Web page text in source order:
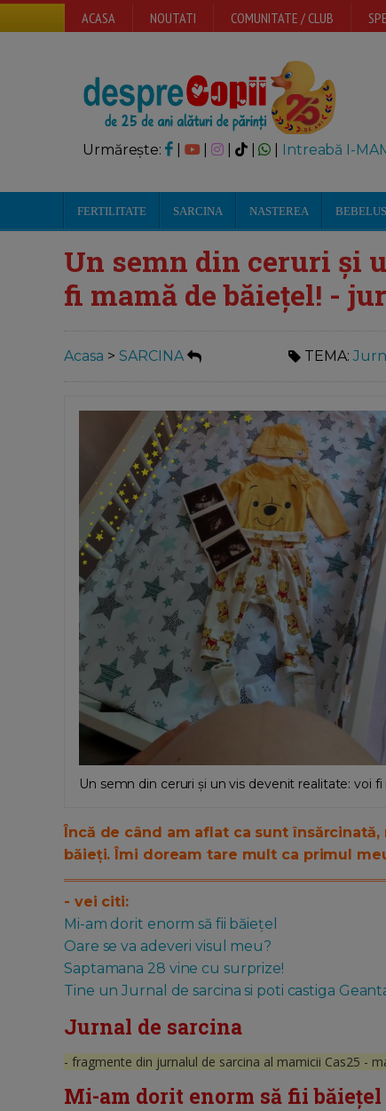
ACASA NOUTATI COMUNITATE / CLUB
Urmărește: | | Intreabă I-
FERTILITATE SARCINA NASTEREA
Un semn din ceruri și
fi mamă de băiețel! -
Acasa > SARCINA TEMA:
Un semn din ceruri și un vis devenit realitate: voi
Încă de când am aflat ca sunt
băieți. Îmi doream tare mult ca primul
- vei citi:
Mi-am dorit enorm să fii băiețel
Oare se va adeveri visul meu?
Saptamana 28 vine cu surprize!
Tine un Jurnal de sarcina si poti castiga
Jurnal de sarcina
- fragmente din jurnalul de sarcina al mamicii Cas25 -
Mi-am dorit enorm să fii băiețel